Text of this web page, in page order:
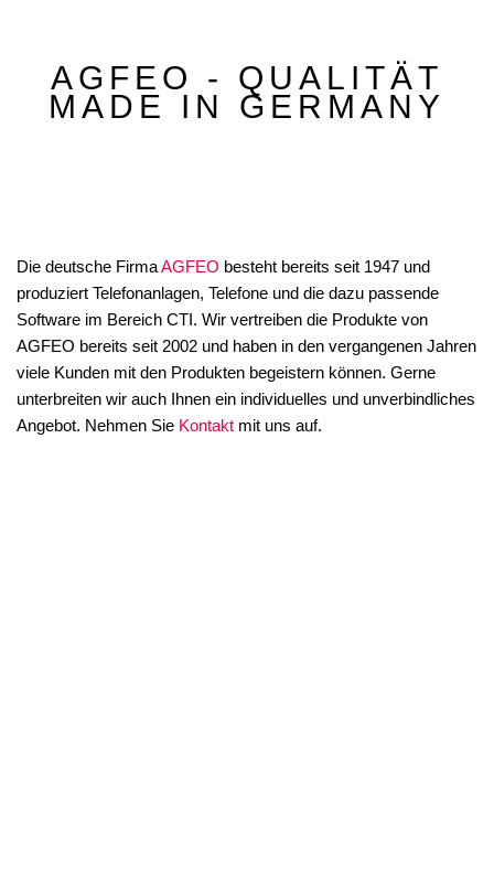
AGFEO - QUALITÄT
MADE IN GERMANY
Die deutsche FirmaAGFEO besteht bereits seit 1947 und
produziert Telefonanlagen, Telefone und die dazu passende
Software im Bereich CTI. Wir vertreiben die Produkte von
AGFEO bereits seit 2002 und haben in den vergangenen Jahren
viele Kunden mit den Produkten begeistern können. Gerne
unterbreiten wir auch Ihnen ein individuelles und unverbindliches
Angebot. Nehmen Sie Kontakt mit uns auf.